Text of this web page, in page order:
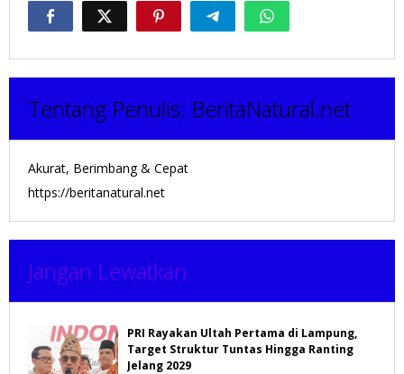
Tentang Penulis: BeritaNatural.net
Akurat, Berimbang & Cepat
https://beritanatural.net
Jangan Lewatkan
PRI Rayakan Ultah Pertama di Lampung,
Target Struktur Tuntas Hingga Ranting
Jelang 2029